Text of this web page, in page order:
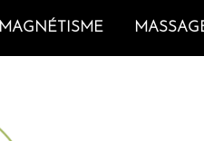
MAGNÉTISME